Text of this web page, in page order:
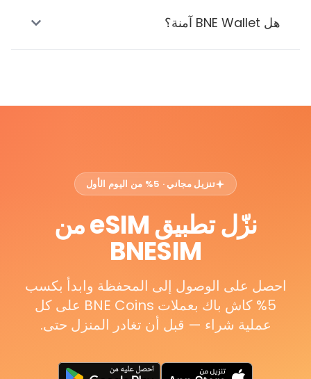
هل BNE Wallet آمنة؟
تنزيل مجاني · 5% من اليوم الأول
نزّل تطبيق eSIM من
BNESIM
احصل على الوصول إلى المحفظة وابدأ بكسب
5% كاش باك بعملات BNE Coins على كل
عملية شراء — قبل أن تغادر المنزل حتى.